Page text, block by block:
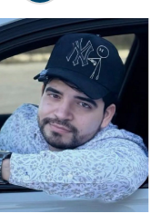
Comparte esto:
Facebook
Me gusta esto: